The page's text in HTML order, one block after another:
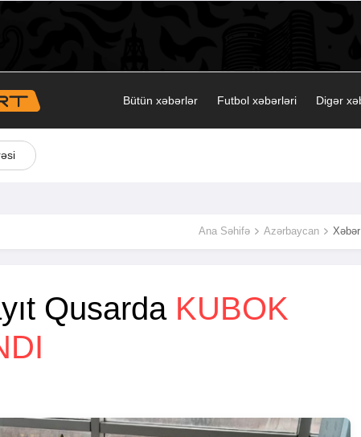
Bütün xəbərlər Futbol xəbərləri Digər
Ana Səhifə Azərbaycan Xəbər
Qusarda KUBOK